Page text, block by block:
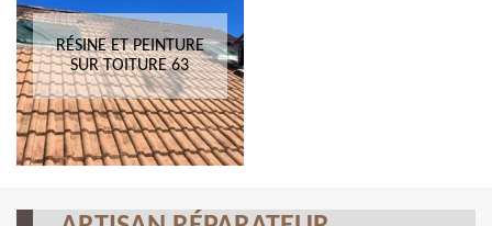
RÉSINE ET PEINTURE
SUR TOITURE 63